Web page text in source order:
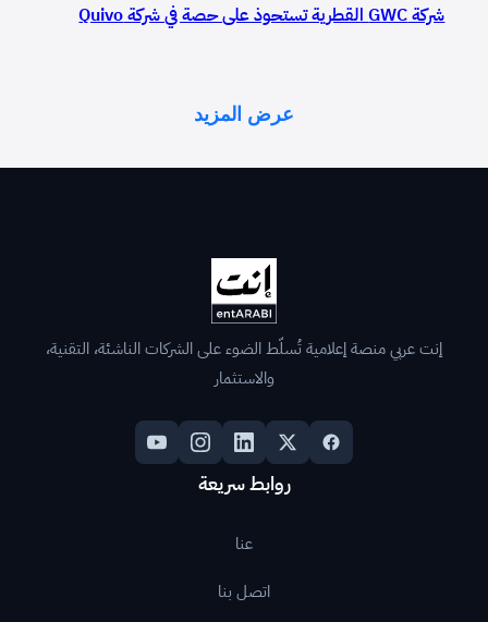
شركة GWC القطرية تستحوذ على حصة في شركة Quivo
عرض المزيد
إنت عربي منصة إعلامية تُسلّط الضوء على الشركات الناشئة، التقنية،
والاستثمار
روابط سريعة
عنا
اتصل بنا